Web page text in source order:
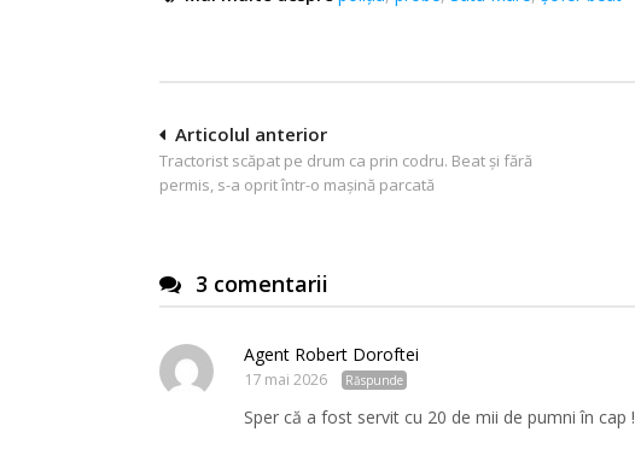
Navigare
în
Articolul anterior
Tractorist scăpat pe drum ca prin codru. Beat și fără
permis, s-a oprit într-o mașină parcată
3 comentarii
Agent Robert Doroftei
17 mai 2026 Răspunde
Sper că a fost servit cu 20 de mii de pumni în cap !